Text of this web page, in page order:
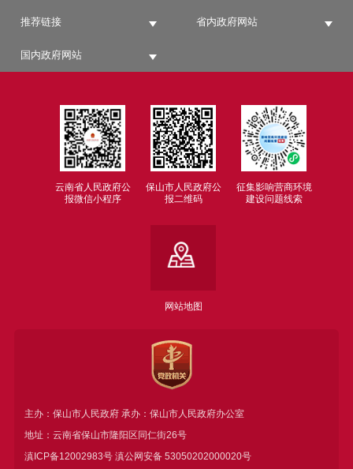
推荐链接 省内政府网站
国内政府网站
云南省人民政府公
报微信小程序
保山市人民政府公
报二维码
征集影响营商环境
建设问题线索
网站地图
主办：保山市人民政府 承办：保山市人民政府办公室
地址：云南省保山市隆阳区同仁街26号
滇ICP备12002983号滇公网安备 53050202000020号